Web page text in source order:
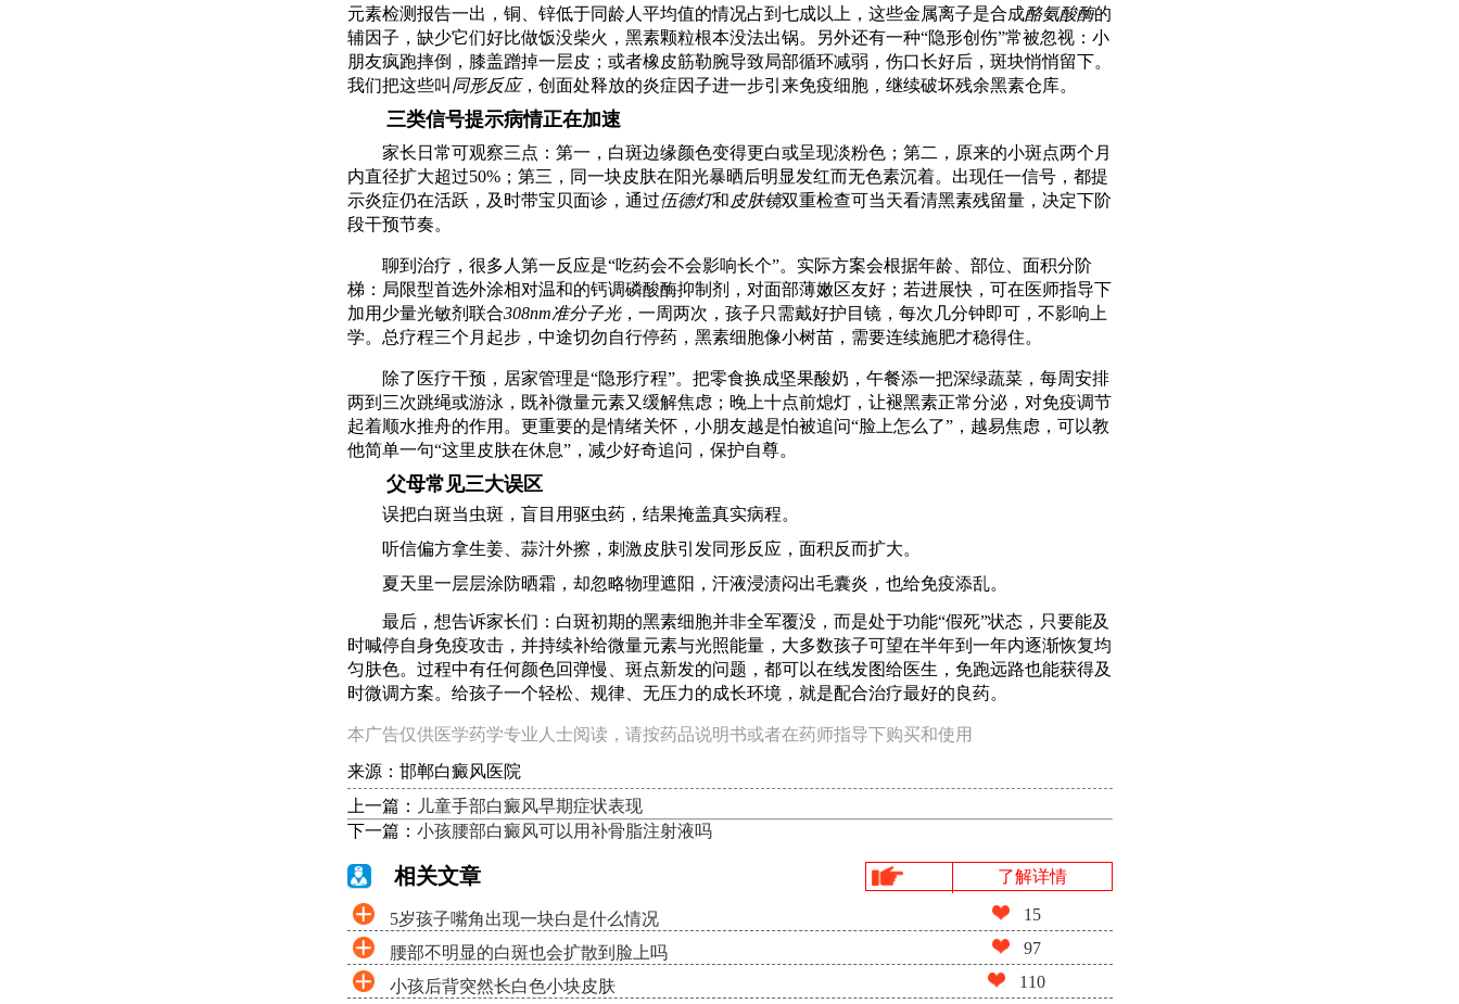
元素检测报告一出，铜、锌低于同龄人平均值的情况占到七成以上，这些金属离子是合成酪氨酸酶的
辅因子，缺少它们好比做饭没柴火，黑素颗粒根本没法出锅。另外还有一种“隐形创伤”常被忽视：小
朋友疯跑摔倒，膝盖蹭掉一层皮；或者橡皮筋勒腕导致局部循环减弱，伤口长好后，斑块悄悄留下。
我们把这些叫 同形反应，创面处释放的炎症因子进一步引来免疫细胞，继续破坏残余黑素仓库。
三类信号提示病情正在加速
家长日常可观察三点：第一，白斑边缘颜色变得更白或呈现淡粉色；第二，原来的小斑点两个月
内直径扩大超过50%；第三，同一块皮肤在阳光暴晒后明显发红而无色素沉着。出现任一信号，都提
示炎症仍在活跃，及时带宝贝面诊，通过伍德灯和皮肤镜双重检查可当天看清黑素残留量，决定下阶
段干预节奏。
聊到治疗，很多人第一反应是“吃药会不会影响长个”。实际方案会根据年龄、部位、面积分阶
梯：局限型首选外涂相对温和的钙调磷酸酶抑制剂，对面部薄嫩区友好；若进展快，可在医师指导下
加用少量光敏剂联合308nm准分子光，一周两次，孩子只需戴好护目镜，每次几分钟即可，不影响上
学。总疗程三个月起步，中途切勿自行停药，黑素细胞像小树苗，需要连续施肥才稳得住。
除了医疗干预，居家管理是“隐形疗程”。把零食换成坚果酸奶，午餐添一把深绿蔬菜，每周安排
两到三次跳绳或游泳，既补微量元素又缓解焦虑；晚上十点前熄灯，让褪黑素正常分泌，对免疫调节
起着顺水推舟的作用。更重要的是情绪关怀，小朋友越是怕被追问“脸上怎么了”，越易焦虑，可以教
他简单一句“这里皮肤在休息”，减少好奇追问，保护自尊。
父母常见三大误区
误把白斑当虫斑，盲目用驱虫药，结果掩盖真实病程。
听信偏方拿生姜、蒜汁外擦，刺激皮肤引发同形反应，面积反而扩大。
夏天里一层层涂防晒霜，却忽略物理遮阳，汗液浸渍闷出毛囊炎，也给免疫添乱。
最后，想告诉家长们：白斑初期的黑素细胞并非全军覆没，而是处于功能“假死”状态，只要能及
时喊停自身免疫攻击，并持续补给微量元素与光照能量，大多数孩子可望在半年到一年内逐渐恢复均
匀肤色。过程中有任何颜色回弹慢、斑点新发的问题，都可以在线发图给医生，免跑远路也能获得及
时微调方案。给孩子一个轻松、规律、无压力的成长环境，就是配合治疗最好的良药。
本广告仅供医学药学专业人士阅读，请按药品说明书或者在药师指导下购买和使用
来源：邯郸白癜风医院
上一篇：
儿童手部白癜风早期症状表现
下一篇： 小孩腰部白癜风可以用补骨脂注射液吗
相关文章 了解详情
5岁孩子嘴角出现一块白是什么情况 15
腰部不明显的白斑也会扩散到脸上吗 97
小孩后背突然长白色小块皮肤 110